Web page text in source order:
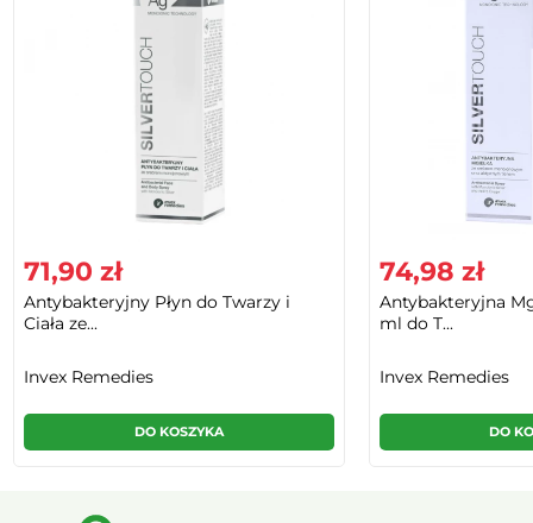
71,90 zł
Antybakteryjny Płyn do Twarzy i
Ciała ze...
Invex Remedies
DO KOSZYKA
74,98 zł
Antybakteryjna
ml do T...
Invex Remedies
DO